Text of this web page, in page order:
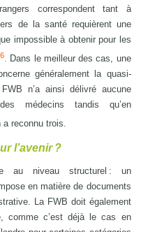
correspondent tant à
de la santé requièrent une
impossible à obtenir pour les
6. Dans le meilleur des cas, une
généralement la quasi-
n’a ainsi délivré aucune
médecins tandis qu’en
a reconnu trois.
l’avenir ?
au niveau structurel : un
en matière de documents
La FWB doit également
comme c’est déjà le cas en